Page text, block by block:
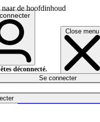
naar de hoofdinhoud
Close menu
déconnecté.
Se connecter